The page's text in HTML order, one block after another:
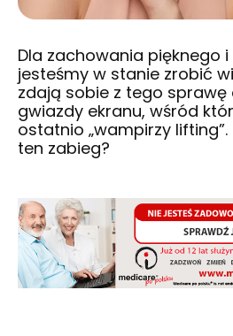
Dla zachowania pięknego
jesteśmy w stanie zrobić
zdają sobie z tego sprawę
gwiazdy ekranu, wśród
ostatnio „wampirzy
ten zabieg?